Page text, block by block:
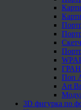
Скетч
Поп
Art
3D фигурка по